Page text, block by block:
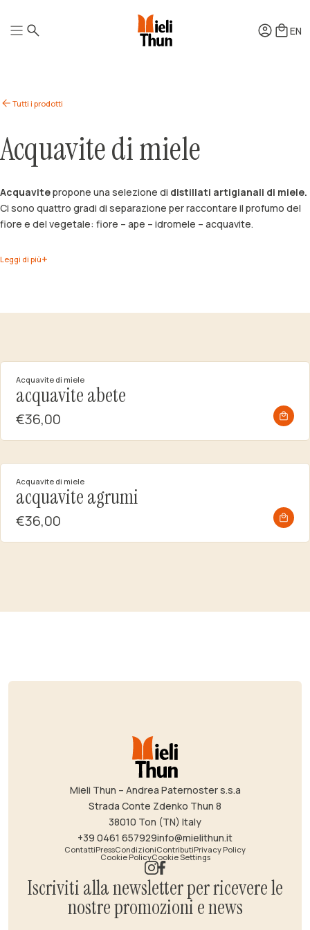
Tutti i prodotti
Acquavite di miele
Acquavitepropone una selezione di distillati artigianali di miele.
Ci sono quattro gradi di separazione per raccontare il profumo del
fiore e del vegetale: fiore – ape – idromele – acquavite.
Leggi di più
Acquavite di miele
acquavite abete
€36,00
Acquavite di miele
acquavite agrumi
€36,00
EN
Mieli
Quintessenza
Mielipiù
Pollini
Aceti di miele
Acquavite di miele
Confezioni Regalo
Accessori
Hotel e Ristorazione
Come si conserva
Come si usa
Ricette
Mieli Thun – Andrea Paternoster s.s.a
Strada Conte Zdenko Thun 8
38010 Ton (TN) Italy
+39 0461 657929info@mielithun.it
ContattiPressCondizioniContributiPrivacy Policy
Cookie PolicyCookie Settings
Iscriviti alla newsletter per ricevere le
nostre promozioni e news